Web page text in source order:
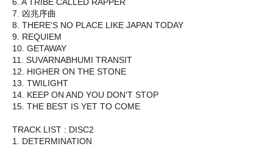
7. 凶兆序曲
8. THERE'S NO PLACE LIKE JAPAN TODAY
9. REQUIEM
10. GETAWAY
11. SUVARNABHUMI TRANSIT
12. HIGHER ON THE STONE
13. TWILIGHT
14. KEEP ON AND YOU DON'T STOP
15. THE BEST IS YET TO COME
TRACK LIST : DISC2
1. DETERMINATION